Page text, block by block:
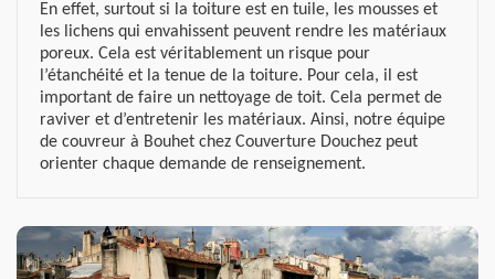
En effet, surtout si la toiture est en tuile, les mousses et
les lichens qui envahissent peuvent rendre les matériaux
poreux. Cela est véritablement un risque pour
l’étanchéité et la tenue de la toiture. Pour cela, il est
important de faire un nettoyage de toit. Cela permet de
raviver et d’entretenir les matériaux. Ainsi, notre équipe
de couvreur à Bouhet chez Couverture Douchez peut
orienter chaque demande de renseignement.